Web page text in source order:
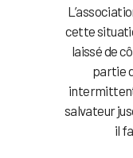
cette
laissé de
partie
salvateur
il